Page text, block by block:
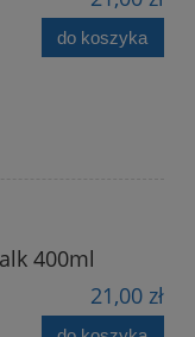
do koszyka
400ml
21,00 zł